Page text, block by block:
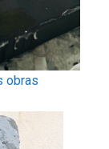
obras